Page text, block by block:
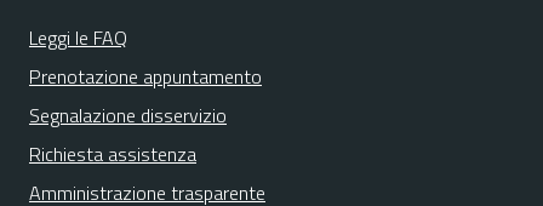
Leggi le FAQ
Prenotazione appuntamento
Segnalazione disservizio
Richiesta assistenza
Amministrazione trasparente